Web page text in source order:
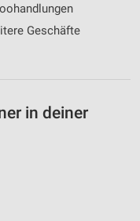
Geschäfte
in deiner